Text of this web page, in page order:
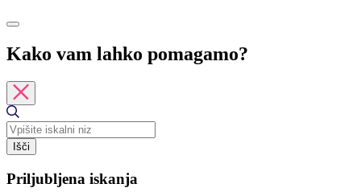
Kako vam lahko pomagamo?
Išči
Priljubljena iskanja